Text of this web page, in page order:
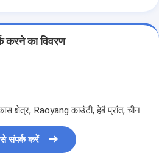
करने का विवरण
क्षेत्र, Raoyang काउंटी, हेबै प्रांत, चीन
संपर्क करें